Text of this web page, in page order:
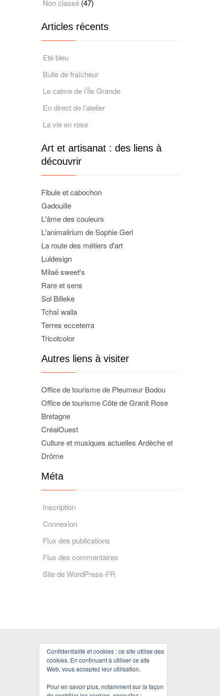
Non classé (47)
Articles récents
Eté bleu
Bulle de fraîcheur
Le calme de l’Île Grande
En direct de l’atelier
La vie en rose
Art et artisanat : des liens à
découvrir
Fibule et cabochon
Gadouille
L'âme des couleurs
L'animalirium de Sophie Gerl
La route des métiers d'art
Luldesign
Milaë sweet's
Rare et sens
Sol Billeke
Tchaï walla
Terres ecceterra
Tricotcolor
Autres liens à visiter
Office de tourisme de Pleumeur Bodou
Office de tourisme Côte de Granit Rose
Bretagne
CréalOuest
Culture et musiques actuelles Ardèche et
Drôme
Méta
Inscription
Connexion
Flux des publications
Flux des commentaires
Site de WordPress-FR
Confidentialité et cookies : ce site utilise des
cookies. En continuant à utiliser ce site
Web, vous acceptez leur utilisation.
Pour en savoir plus, notamment sur la façon